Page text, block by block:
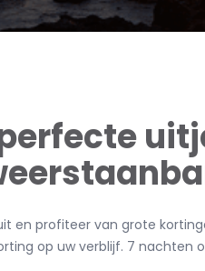
en profiteer van grote
op uw verblijf. 7 nachten